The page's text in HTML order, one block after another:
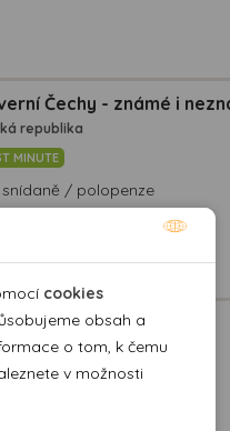
Čechy - známé i
republika
MINUTE
snídaně / polopenze
středohoří
republika
/ polopenze
cookies
obsah a
o tom, k čemu
v možnosti
webová stránka
funkce jako navigace
sekcím webové stránky.
fungovat bez těchto